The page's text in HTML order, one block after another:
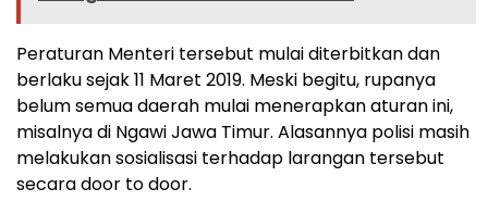
Peraturan Menteri tersebut mulai diterbitkan dan
berlaku sejak 11 Maret 2019. Meski begitu, rupanya
belum semua daerah mulai menerapkan aturan ini,
misalnya di Ngawi Jawa Timur. Alasannya polisi masih
melakukan sosialisasi terhadap larangan tersebut
secara door to door.